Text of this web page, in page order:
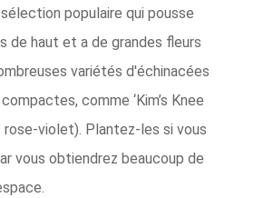
populaire qui pousse
de haut et a de grandes fleurs
variétés d'échinacées
comme ‘Kim’s Knee
rose-violet). Plantez-les si vous
vous obtiendrez beaucoup de